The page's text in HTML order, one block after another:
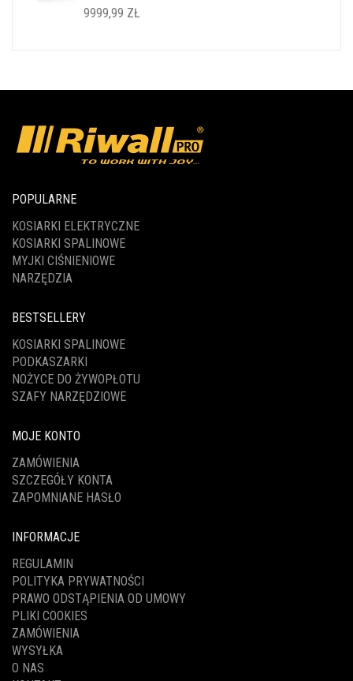
9999,99 ZŁ
POPULARNE
KOSIARKI ELEKTRYCZNE
KOSIARKI SPALINOWE
MYJKI CIŚNIENIOWE
NARZĘDZIA
BESTSELLERY
KOSIARKI SPALINOWE
PODKASZARKI
NOŻYCE DO ŻYWOPŁOTU
SZAFY NARZĘDZIOWE
MOJE KONTO
ZAMÓWIENIA
SZCZEGÓŁY KONTA
ZAPOMNIANE HASŁO
INFORMACJE
REGULAMIN
POLITYKA PRYWATNOŚCI
PRAWO ODSTĄPIENIA OD UMOWY
PLIKI COOKIES
ZAMÓWIENIA
WYSYŁKA
O NAS